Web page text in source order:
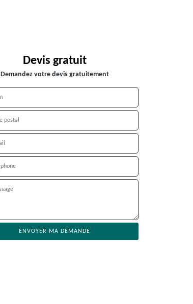
Devis gratuit
Demandez votre devis gratuitement